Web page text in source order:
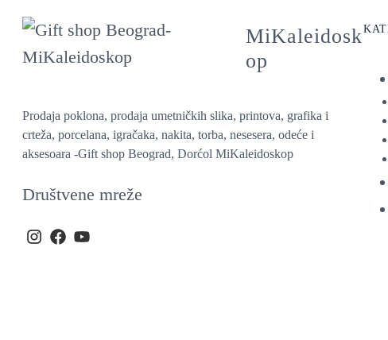
MiKaleidosk
op
Prodaja poklona, prodaja umetničkih slika, printova, grafika i
crteža, porcelana, igračaka, nakita, torba, nesesera, odeće i
aksesoara -Gift shop Beograd, Dorćol MiKaleidoskop
Društvene mreže